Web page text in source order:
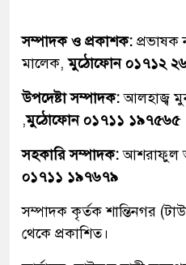
সম্পাদক ও প্রকাশক: প্রভাষক
মালেক,মুঠোফোন ০১৭১২
উপদেষ্টা সম্পাদক:আলহাজ্ব
,মুঠোফোন ০১৭১১ ১৯৭৫৬৫
সহকারি সম্পাদক:আশরাফুল
০১৭১১ ১৯৭৬৭৯
সম্পাদক কৃর্তক শান্তিনগর
থেকে প্রকাশিত।